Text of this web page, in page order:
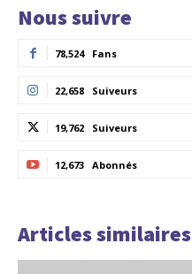
Nous suivre
78,524 Fans
22,658 Suiveurs
19,762 Suiveurs
12,673 Abonnés
Articles similaires